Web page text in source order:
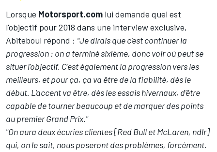
Lorsque Motorsport.com lui demande quel est
l'objectif pour 2018 dans une interview exclusive,
Abiteboul répond : "Je dirais que c'est continuer la
progression : on a terminé sixième, donc voir où peut se
situer l'objectif. C'est également la progression vers les
meilleurs, et pour ça, ça va être de la fiabilité, dès le
début. L'accent va être, dès les essais hivernaux, d'être
capable de tourner beaucoup et de marquer des points
au premier Grand Prix."
"On aura deux écuries clientes [Red Bull et McLaren, ndlr]
qui, on le sait, nous poseront des problèmes, forcément.